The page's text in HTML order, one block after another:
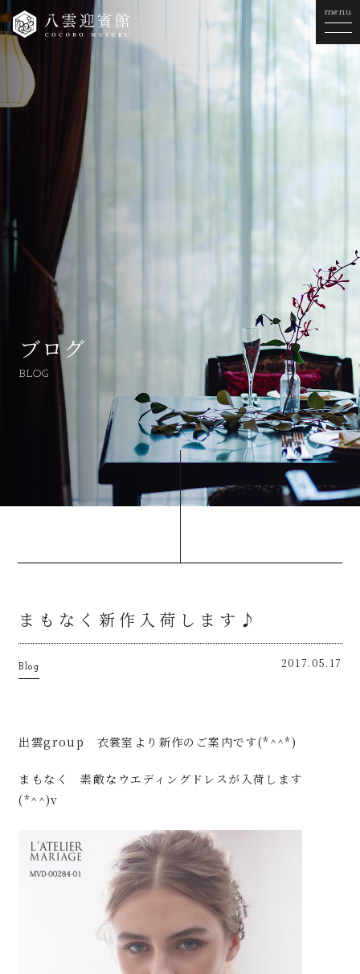
menu
ブログ
BLOG
まもなく新作入荷します♪
Blog 2017.05.17
出雲group 衣裳室より新作のご案内です(*^^*)
まもなく 素敵なウエディングドレスが入荷します
(*^^)v